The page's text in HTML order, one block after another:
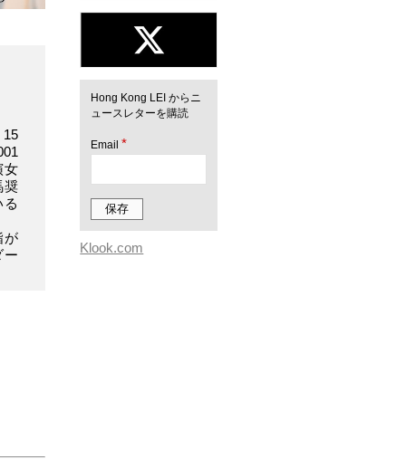
15
女
奨
る
が
ー
Hong Kong LEI からニ
ュースレターを購読
Email*
Klook.com